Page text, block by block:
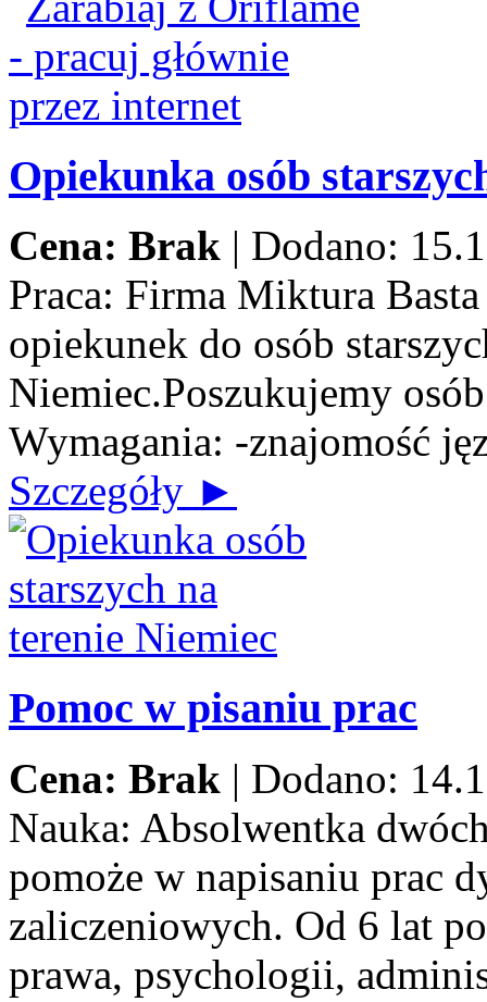
Opiekunka osób
Cena: Brak | Dodano:
Praca: Firma Miktura
opiekunek do osób
Niemiec.Poszukujemy
Wymagania: -znajomość
Szczegóły ►
Pomoc w pisaniu prac
Cena: Brak | Dodano:
Nauka: Absolwentka
pomoże w napisaniu prac
zaliczeniowych. Od 6 lat
prawa, psychologii,